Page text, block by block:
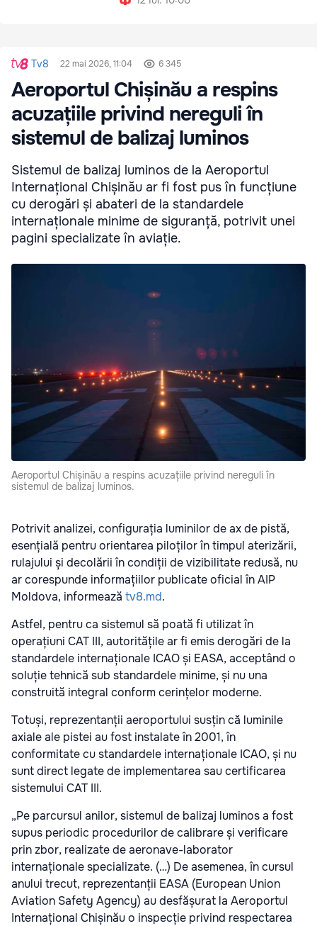
Tv8 22 mai 2026, 11:04 6 345
Aeroportul Chișinău a respins
acuzațiile privind nereguli în
sistemul de balizaj luminos
Sistemul de balizaj luminos de la Aeroportul
Internațional Chișinău ar fi fost pus în funcțiune
cu derogări și abateri de la standardele
internaționale minime de siguranță, potrivit unei
pagini specializate în aviație.
Aeroportul Chișinău a respins acuzațiile privind nereguli în
sistemul de balizaj luminos.
Potrivit analizei, configurația luminilor de ax de pistă,
esențială pentru orientarea piloților în timpul aterizării,
rulajului și decolării în condiții de vizibilitate redusă, nu
ar corespunde informațiilor publicate oficial în AIP
Moldova, informează tv8.md.
Astfel, pentru ca sistemul să poată fi utilizat în
operațiuni CAT III, autoritățile ar fi emis derogări de la
standardele internaționale ICAO și EASA, acceptând o
soluție tehnică sub standardele minime, și nu una
construită integral conform cerințelor moderne.
Totuși, reprezentanții aeroportului susțin că luminile
axiale ale pistei au fost instalate în 2001, în
conformitate cu standardele internaționale ICAO, și nu
sunt direct legate de implementarea sau certificarea
sistemului CAT III.
„Pe parcursul anilor, sistemul de balizaj luminos a fost
supus periodic procedurilor de calibrare și verificare
prin zbor, realizate de aeronave-laborator
internaționale specializate. (…) De asemenea, în cursul
anului trecut, reprezentanții EASA (European Union
Aviation Safety Agency) au desfășurat la Aeroportul
Internațional Chișinău o inspecție privind respectarea